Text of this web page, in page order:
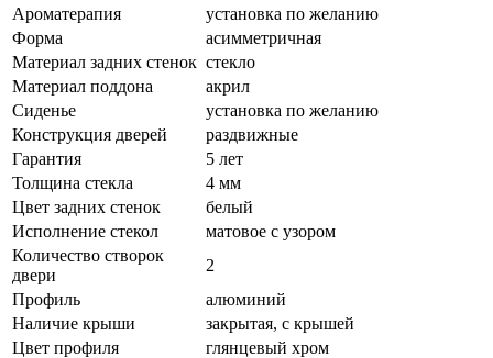
Ароматерапия
установка по желанию
Форма
асимметричная
Материал задних стенок стекло
Материал поддона
акрил
Сиденье
установка по желанию
Конструкция дверей
раздвижные
Гарантия
5 лет
Толщина стекла
4 мм
Цвет задних стенок
белый
Исполнение стекол
матовое с узором
Количество створок
двери
2
Профиль
алюминий
Наличие крыши
закрытая, с крышей
Цвет профиля
глянцевый хром